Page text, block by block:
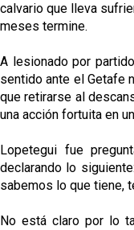
calvario que lleva
meses termine.
A lesionado por
sentido ante el Getafe
que retirarse al
una acción fortuita en
Lopetegui fue
declarando lo
sabemos lo que tiene,
No está claro por lo